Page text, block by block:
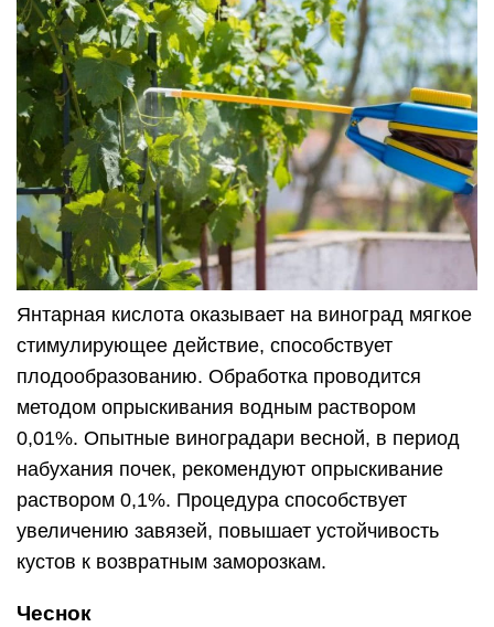
Янтарная кислота оказывает на виноград мягкое
стимулирующее действие, способствует
плодообразованию. Обработка проводится
методом опрыскивания водным раствором
0,01%. Опытные виноградари весной, в период
набухания почек, рекомендуют опрыскивание
раствором 0,1%. Процедура способствует
увеличению завязей, повышает устойчивость
кустов к возвратным заморозкам.
Чеснок